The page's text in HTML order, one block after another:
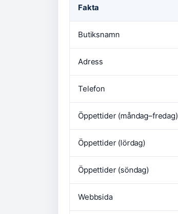
Fakta
Butiksnamn
Adress
Telefon
Öppettider (måndag–fredag)
Öppettider (lördag)
Öppettider (söndag)
Webbsida